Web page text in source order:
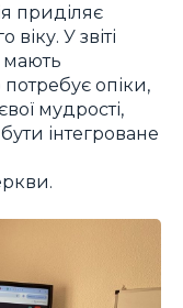
приділяє
У звіті
мають
опіки,
мудрості,
інтегроване